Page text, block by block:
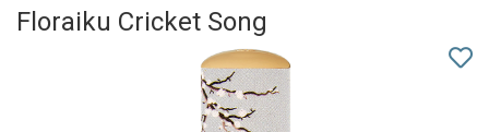
Floraiku Cricket Song